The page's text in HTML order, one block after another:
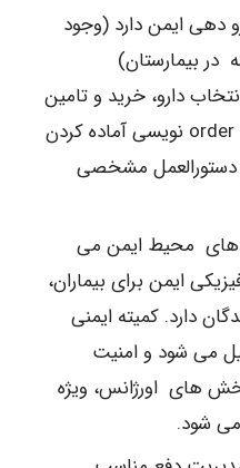
دهی ایمن دارد (وجود
24 ساعته در بیمارستان)
دارو، خرید و تامین
دارو، نگهداری و انبار دارو، order نویسی آماده کردن
دستورالعمل مشخصی
محیط ایمن می
ایمن برای بیماران،
دارد. کمیته ایمنی
می شود و امنیت
های اورژانس، ویژه
می شود.